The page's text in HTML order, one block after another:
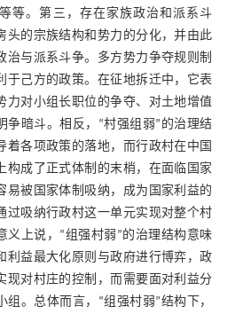
等。第三，存在家族政治和派系斗
头的宗族结构和势力的分化，并由此
治与派系斗争。多方势力争夺规则制
于己方的政策。在征地拆迁中，它表
力对小组长职位的争夺、对土地增值
争暗斗。相反，“村强组弱”的治理结
着各项政策的落地，而行政村在中国
构成了正式体制的末梢，在面临国家
易被国家体制吸纳，成为国家利益的
过吸纳行政村这一单元实现对整个村
义上说，“组强村弱”的治理结构意味
利益最大化原则与政府进行博弈，政
现对村庄的控制，而需要面对利益分
组。总体而言，“组强村弱”结构下，